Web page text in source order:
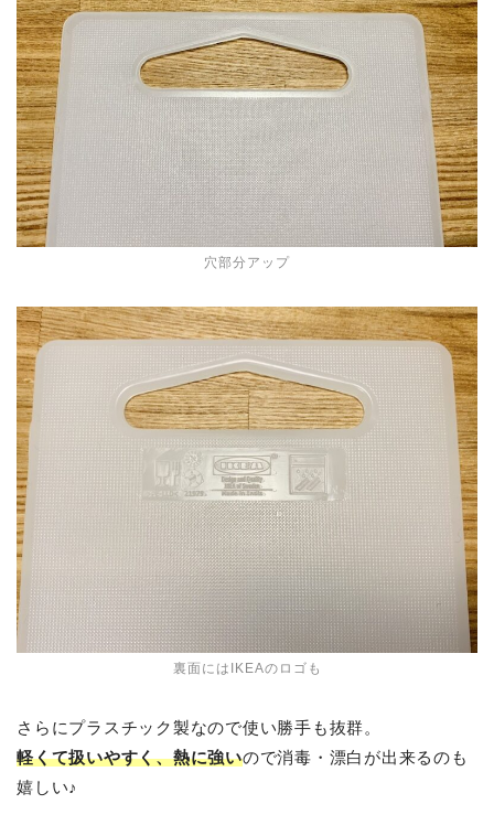
穴部分アップ
裏面にはIKEAのロゴも
さらにプラスチック製なので使い勝手も抜群。
軽くて扱いやすく、熱に強いので消毒・漂白が出来るのも
嬉しい♪